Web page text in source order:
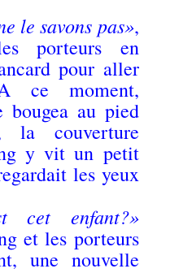
le savons pas»,
porteurs en
pour aller
ce moment,
bougea au pied
la couverture
y vit un petit
les yeux
cet enfant?»
et les porteurs
une nouvelle